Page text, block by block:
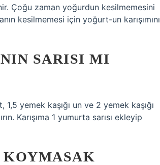
Çoğu zaman yoğurdun kesilmemesini
kesilmemesi için yoğurt-un karışımını
SARISI MI
yemek kaşığı un ve 2 yemek kaşığı
Karışıma 1 yumurta sarısı ekleyip
KOYMASAK